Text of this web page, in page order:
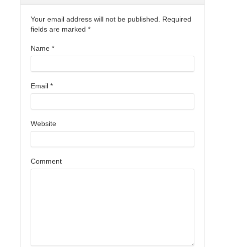
Your email address will not be published. Required
fields are marked *
Name *
Email *
Website
Comment